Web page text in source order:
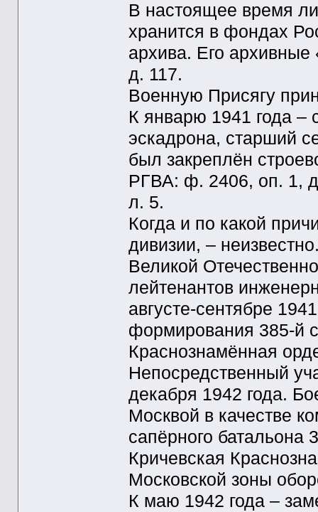
В настоящее время
хранится в фондах
архива. Его
д. 117.
Военную Присягу
К январю 1941 года –
эскадрона, старший
был закреплён
РГВА: ф. 2406, оп. 1,
л. 5.
Когда и по какой
дивизии, –
Великой
лейтенантов
августе-сентябре
формирования 385-й
Краснознамённая
Непосредственный
декабря 1942 года.
Москвой в качестве
сапёрного батальона
Кричевская
Московской зоны
К маю 1942 года –